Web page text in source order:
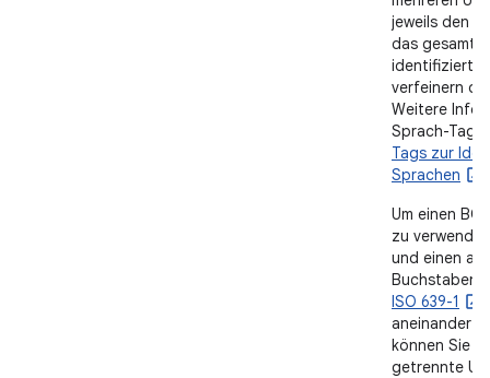
jeweils den
das gesamte
verfeinern
Weitere
Sprach-Tags
Tags zur
Sprachen
Um einen
zu
und einen
Buchstaben
ISO 639-1
aneinander
können Sie
getrennte